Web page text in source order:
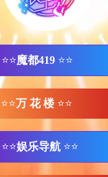
⭐⭐魔都419 ⭐⭐
⭐⭐万 花 楼 ⭐⭐
⭐⭐娱乐导航 ⭐⭐